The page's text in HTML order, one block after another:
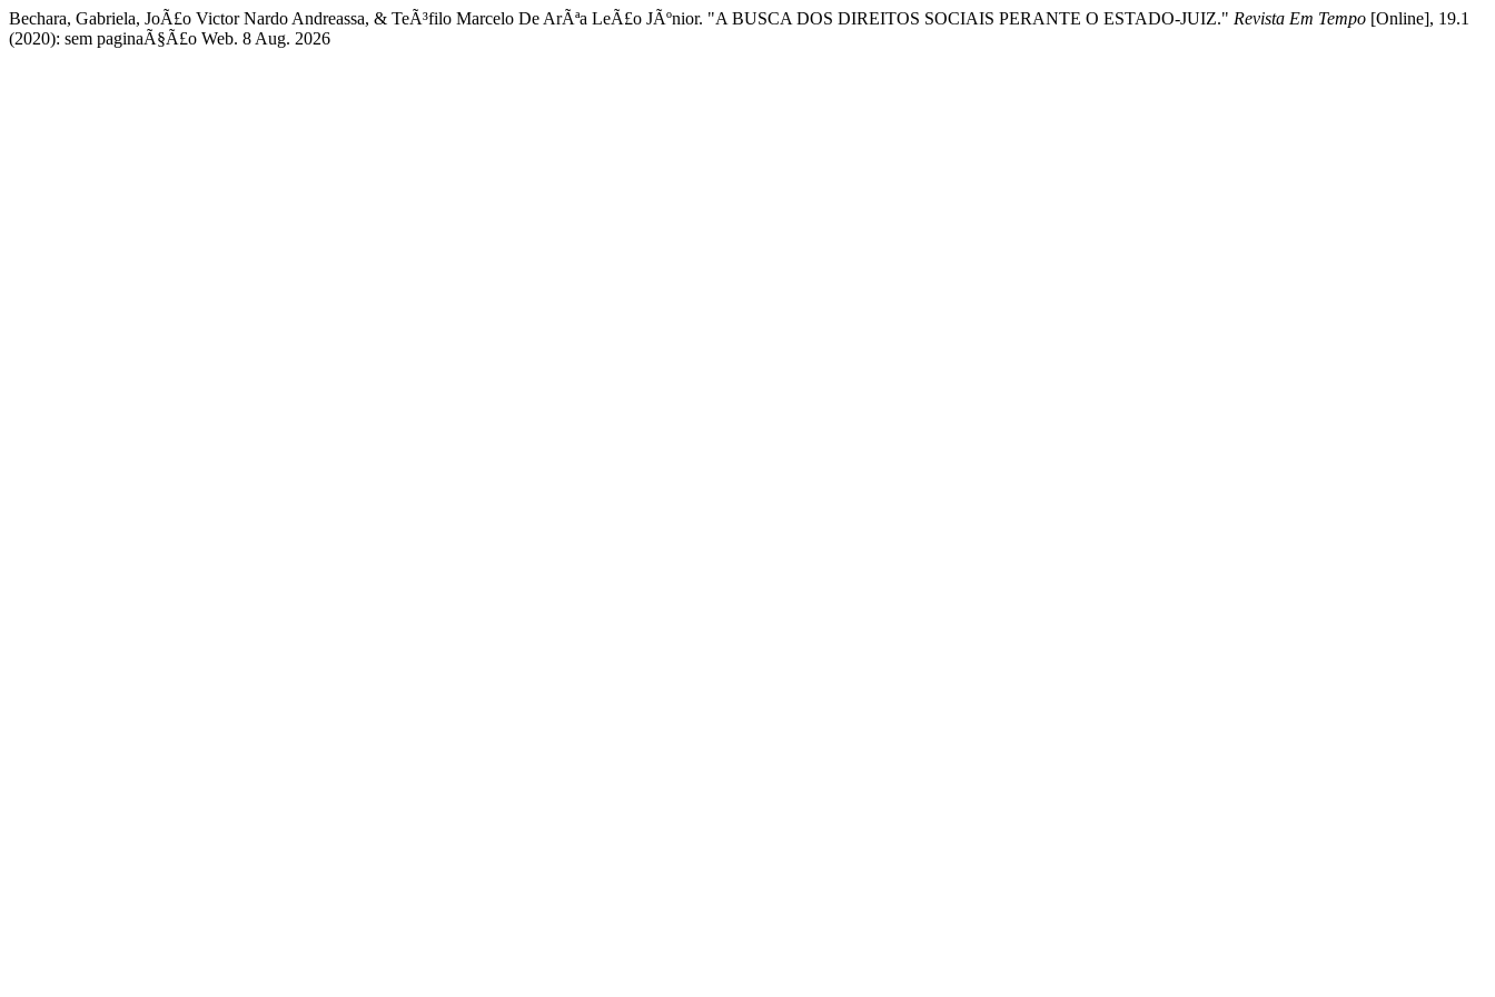
Bechara, Gabriela, JoÃ£o Victor Nardo Andreassa, & TeÃ³filo Marcelo De ArÃªa LeÃ£o JÃºnior. "A BUSCA DOS DIREITOS SOCIAIS PERANTE O ESTADO-JUIZ." Revista Em Tempo [Online], 19.1
(2020): sem paginaÃ§Ã£o Web. 8 Aug. 2026